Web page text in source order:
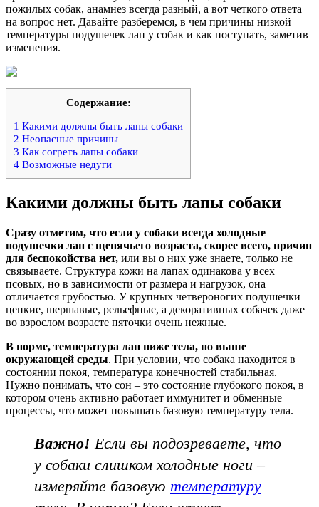
пожилых собак, анамнез всегда разный, а вот четкого ответа
на вопрос нет. Давайте разберемся, в чем причины низкой
температуры подушечек лап у собак и как поступать, заметив
изменения.
Содержание:
1 Какими должны быть лапы собаки
2 Неопасные причины
3 Как согреть лапы собаки
4 Возможные недуги
Какими должны быть лапы собаки
Сразу отметим, что если у собаки всегда холодные
подушечки лап с щенячьего возраста, скорее всего, причин
для беспокойства нет, или вы о них уже знаете, только не
связываете. Структура кожи на лапах одинакова у всех
псовых, но в зависимости от размера и нагрузок, она
отличается грубостью. У крупных четвероногих подушечки
цепкие, шершавые, рельефные, а декоративных собачек даже
во взрослом возрасте пяточки очень нежные.
В норме, температура лап ниже тела, но выше
окружающей среды. При условии, что собака находится в
состоянии покоя, температура конечностей стабильная.
Нужно понимать, что сон – это состояние глубокого покоя, в
котором очень активно работает иммунитет и обменные
процессы, что может повышать базовую температуру тела.
Важно! Если вы подозреваете, что
у собаки слишком холодные ноги –
измеряйте базовую температуру